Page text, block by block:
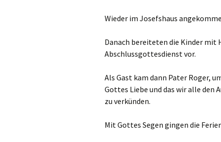
Limburg
Unsere
Wieder im Josefshaus
Danach bereiteten die Kinder mit
Abschlussgottesdienst vor.
Als Gast kam dann Pater Roger,
Gottes Liebe und das wir alle den
zu verkünden.
Mit Gottes Segen gingen die